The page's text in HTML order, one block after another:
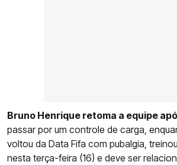
Bruno Henrique retoma a equipe
passar por um controle de carga,
voltou da Data Fifa com pubalgia,
nesta terça-feira (16) e deve ser